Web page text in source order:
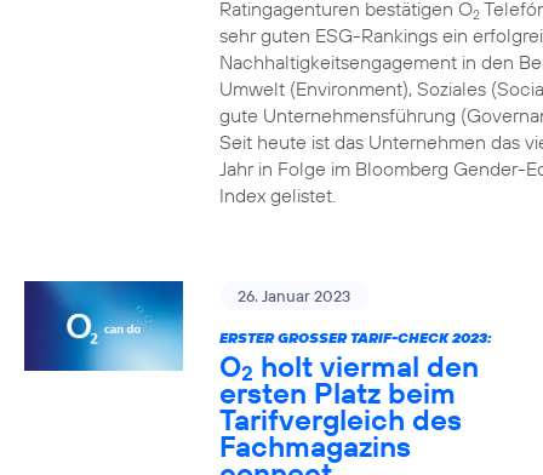
Ratingagenturen bestätigen O2
sehr guten ESG-Rankings ein
Nachhaltigkeitsengagement in den
Umwelt (Environment), Soziales
gute Unternehmensführung
Seit heute ist das Unternehmen das
Jahr in Folge im Bloomberg Gender-
Index gelistet.
26. Januar 2023
ERSTER GROSSER TARIF-CHECK 2023:
O2 holt viermal den
ersten Platz beim
Tarifvergleich des
Fachmagazins